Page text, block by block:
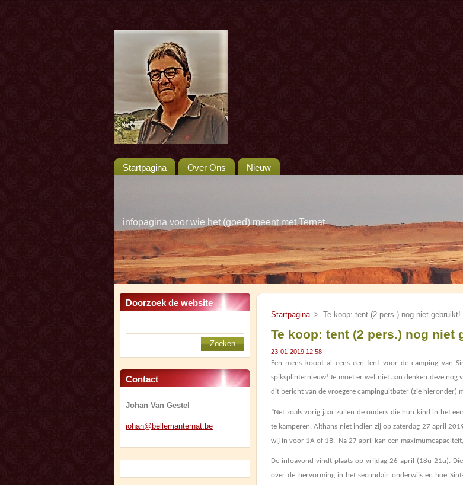
Startpagina Over Ons Nieuw
infopagina voor wie het (goed) meent met Ternat
Doorzoek de website
Contact
Johan Van Gestel
johan@be llemanternat.be
Startpagina > Te koop: tent (2 pers.) nog niet gebruikt!
Te koop: tent (2 pers.) nog niet
23-01-2019 12:58
Een mens koopt al eens een tent voor de camping van
spiksplinternieuw! Je moet er wel niet aan denken deze
dit bericht van de vroegere campinguitbater (zie hieronder)
“Net zoals vorig jaar zullen de ouders die hun kind in het
te kamperen. Althans niet indien zij op zaterdag 27 april
wij in voor 1A of 1B. Na 27 april kan een
De infoavond vindt plaats op vrijdag 26 april (18u-21u).
over de hervorming in het secundair onderwijs en hoe